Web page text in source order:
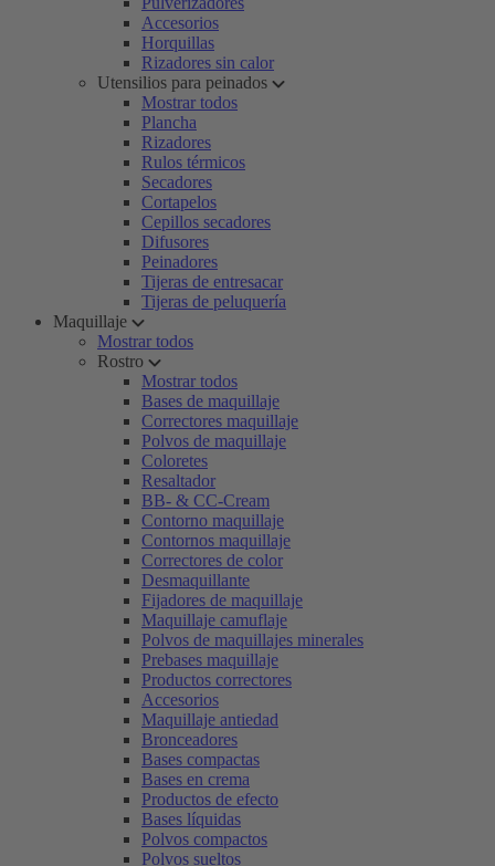
Accesorios
Horquillas
Rizadores sin calor
Utensilios para peinados
Mostrar todos
Plancha
Rizadores
Rulos térmicos
Secadores
Cortapelos
Cepillos secadores
Difusores
Peinadores
Tijeras de entresacar
Tijeras de peluquería
Maquillaje
Mostrar todos
Rostro
Mostrar todos
Bases de maquillaje
Correctores maquillaje
Polvos de maquillaje
Coloretes
Resaltador
BB- & CC-Cream
Contorno maquillaje
Contornos maquillaje
Correctores de color
Desmaquillante
Fijadores de maquillaje
Maquillaje camuflaje
Polvos de maquillajes minerales
Prebases maquillaje
Productos correctores
Accesorios
Maquillaje antiedad
Bronceadores
Bases compactas
Bases en crema
Productos de efecto
Bases líquidas
Polvos compactos
Polvos sueltos